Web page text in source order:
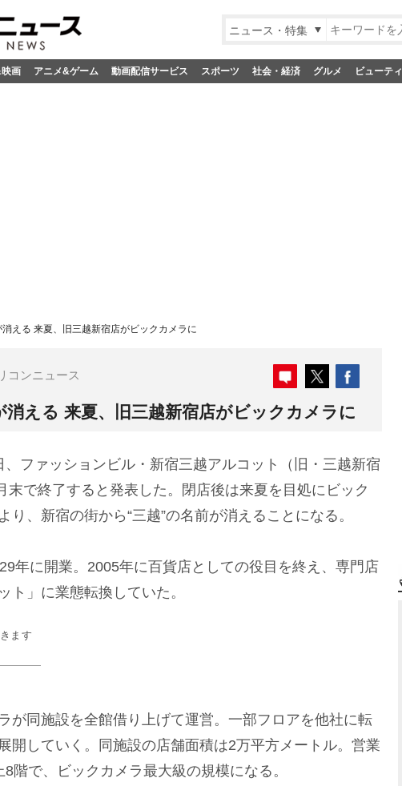
ニュース・特集
映画 アニメ&ゲーム 動画配信サービス スポーツ 社会・経済 グルメ ビューティ
消える 来夏、旧三越新宿店がビックカメラに
コンニュース
消える 来夏、旧三越新宿店がビックカメラに
ファッションビル・新宿三越アルコット（旧・三越新宿
末で終了すると発表した。閉店後は来夏を目処にビック
り、新宿の街から“三越”の名前が消えることになる。
年に開業。2005年に百貨店としての役目を終え、専門店
ト」に業態転換していた。
ます
が同施設を全館借り上げて運営。一部フロアを他社に転
開していく。同施設の店舗面積は2万平方メートル。営業
階で、ビックカメラ最大級の規模になる。